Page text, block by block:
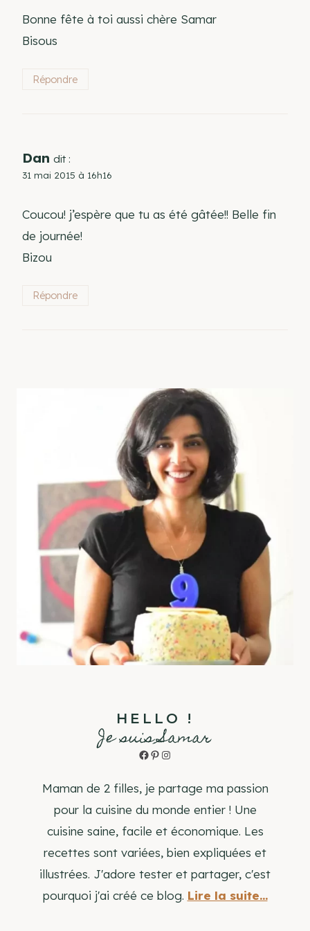
Bonne fête à toi aussi chère Samar
Bisous
Répondre
Dan dit :
31 mai 2015 à 16h16
Coucou! j’espère que tu as été gâtée!! Belle fin
de journée!
Bizou
Répondre
HELLO !
Je suis Samar
Facebook
Pinterest
Instagram
Maman de 2 filles, je partage ma passion
pour la cuisine du monde entier ! Une
cuisine saine, facile et économique. Les
recettes sont variées, bien expliquées et
illustrées. J'adore tester et partager, c'est
pourquoi j'ai créé ce blog. Lire la suite...